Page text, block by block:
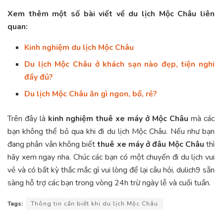
Xem thêm một số bài viết về du lịch Mộc Châu liên
quan:
Kinh nghiệm du lịch Mộc Châu
Du lịch Mộc Châu ở khách sạn nào đẹp, tiện nghi
đầy đủ?
Du lịch Mộc Châu ăn gì ngon, bổ, rẻ?
Trên đây là kinh nghiệm thuê xe máy ở Mộc Châu mà các
bạn không thể bỏ qua khi đi du lịch Mộc Châu. Nếu như bạn
đang phân vân không biếtthuê xe máy ở đâu Mộc Châu thì
hãy xem ngay nha. Chúc các bạn có một chuyến đi du lịch vui
vẻ và có bất kỳ thắc mắc gì vui lòng để lại câu hỏi, dulich9 sẵn
sàng hỗ trợ các bạn trong vòng 24h trừ ngày lễ và cuối tuần.
Tags: Thông tin cần biết khi du lịch Mộc Châu